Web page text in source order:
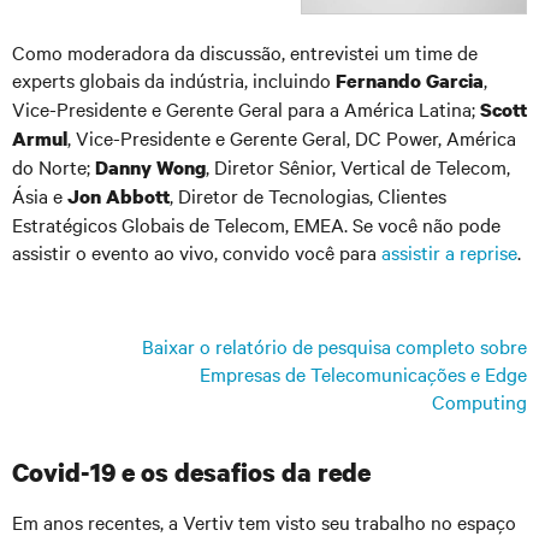
Como moderadora da discussão, entrevistei um time de
experts globais da indústria, incluindo Fernando Garcia,
Vice-Presidente e Gerente Geral para a América Latina;Scott
Armul, Vice-Presidente e Gerente Geral, DC Power, América
do Norte;Danny Wong, Diretor Sênior, Vertical de Telecom,
Ásia eJon Abbott, Diretor de Tecnologias, Clientes
Estratégicos Globais de Telecom, EMEA. Se você não pode
assistir o evento ao vivo, convido você para assistir a reprise.
Baixar o relatório de pesquisa completo sobre
Empresas de Telecomunicações e Edge
Computing
Covid-19 e os desafios da rede
Em anos recentes, a Vertiv tem visto seu trabalho no espaço